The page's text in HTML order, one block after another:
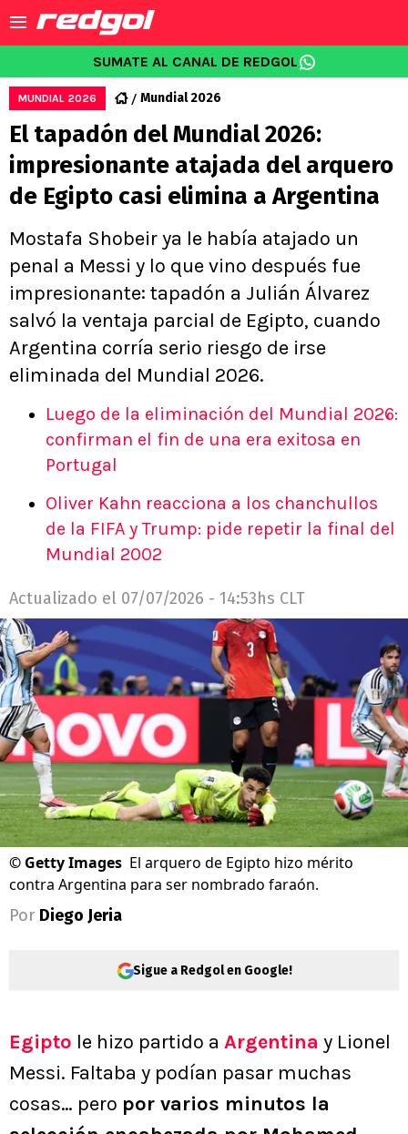
SUMATE AL CANAL DE REDGOL
MUNDIAL 2026 Mundial 2026
El tapadón del Mundial 2026:
impresionante atajada del arquero
de Egipto casi elimina a Argentina
Mostafa Shobeir ya le había atajado un
penal a Messi y lo que vino después fue
impresionante: tapadón a Julián Álvarez
salvó la ventaja parcial de Egipto, cuando
Argentina corría serio riesgo de irse
eliminada del Mundial 2026.
Luego de la eliminación del Mundial 2026:
confirman el fin de una era exitosa en
Portugal
Oliver Kahn reacciona a los chanchullos
de la FIFA y Trump: pide repetir la final del
Mundial 2002
Actualizado el 07/07/2026 - 14:53hs CLT
© Getty Images El arquero de Egipto hizo mérito
contra Argentina para ser nombrado faraón.
Por Diego Jeria
Sigue a Redgol en Google!
Egipto le hizo partido a Argentina y Lionel
Messi. Faltaba y podían pasar muchas
cosas… pero por varios minutos la